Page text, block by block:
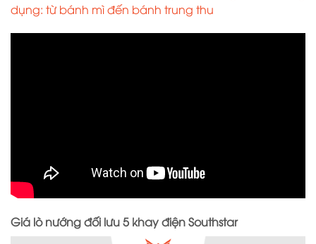
dụng: từ bánh mì đến bánh trung thu
Giá lò nướng đối lưu 5 khay điện Southstar